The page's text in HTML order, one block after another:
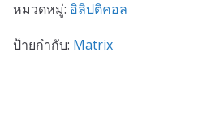
หมวดหมู่: อิลิปติคอล
ป้ายกำกับ: Matrix